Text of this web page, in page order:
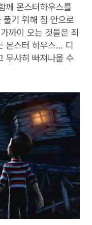
께 몬스터하우스를
기 위해 집 안으로
까이 오는 것들은 죄
몬스터 하우스... 디
무사히 빠져나올 수